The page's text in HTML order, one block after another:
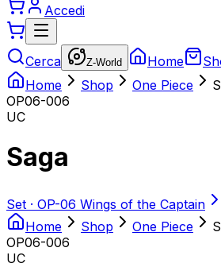
Accedi
Cerca Z-World Home
Home
Shop One Piece
OP06-006
UC
Saga
Set · OP-06 Wings of the Captain
Home
Shop One Piece
OP06-006
UC